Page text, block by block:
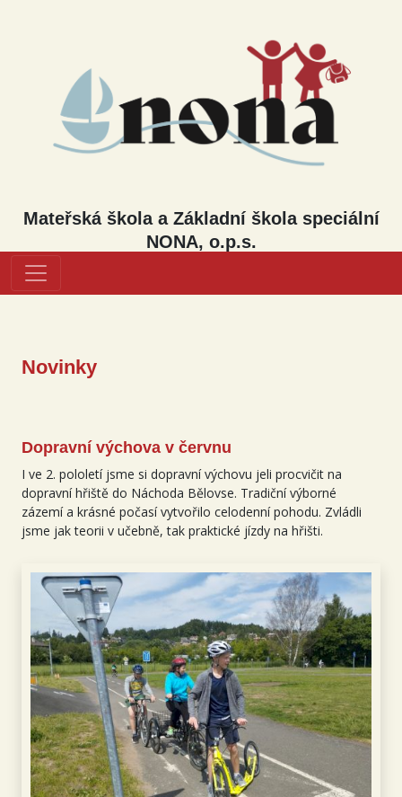
Mateřská škola a Základní škola speciální
NONA, o.p.s.
Novinky
Dopravní výchova v červnu
I ve 2. pololetí jsme si dopravní výchovu jeli procvičit na
dopravní hřiště do Náchoda Bělovse. Tradiční výborné
zázemí a krásné počasí vytvořilo celodenní pohodu. Zvládli
jsme jak teorii v učebně, tak praktické jízdy na hřišti.